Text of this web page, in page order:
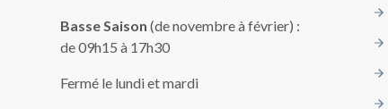
Basse Saison(de novembre à février) :
de 09h15 à 17h30
Fermé le lundi et mardi